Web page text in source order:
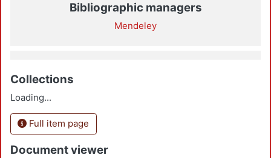
Bibliographic managers
Mendeley
Collections
Loading...
Full item page
Document viewer